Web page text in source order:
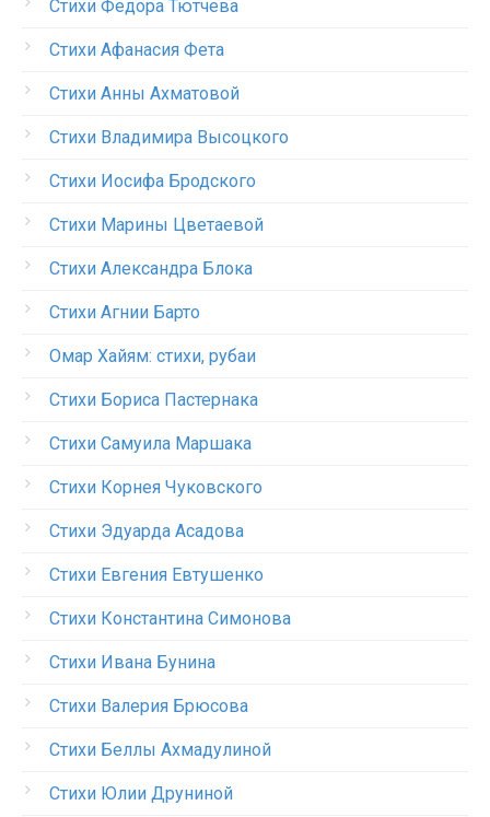
Стихи Федора Тютчева
Стихи Афанасия Фета
Стихи Анны Ахматовой
Стихи Владимира Высоцкого
Стихи Иосифа Бродского
Стихи Марины Цветаевой
Стихи Александра Блока
Стихи Агнии Барто
Омар Хайям: стихи, рубаи
Стихи Бориса Пастернака
Стихи Самуила Маршака
Стихи Корнея Чуковского
Стихи Эдуарда Асадова
Стихи Евгения Евтушенко
Стихи Константина Симонова
Стихи Ивана Бунина
Стихи Валерия Брюсова
Стихи Беллы Ахмадулиной
Стихи Юлии Друниной